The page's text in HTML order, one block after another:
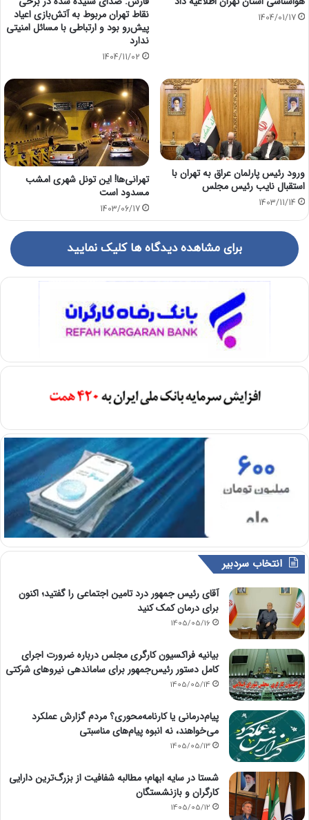
1404/01/17
نقاط تهران مربوط به آتش‌بازی اعیاد
پیش‌رو بود و ارتباطی با مسائل امنیتی
ندارد
1404/11/02
ورود رئیس پارلمان عراق به تهران با
استقبال نایب رئیس مجلس
1403/11/14
تهرانی‌ها! این تونل شهری امشب
مسدود است
1403/06/17
برای مشاهده دیدگاه ها کلیک نمایید
انتخاب سردبیر
آقای رئیس جمهور درد تامین اجتماعی را گفتید؛ اکنون
برای درمان کمک کنید
1405/05/16
بیانیه فراکسیون کارگری مجلس درباره ضرورت اجرای
کامل دستور رئیس‌جمهور برای ساماندهی نیروهای شرکتی
1405/05/14
پیام‌درمانی یا کارنامه‌محوری؟ مردم گزارش عملکرد
می‌خواهند، نه انبوه پیام‌های مناسبتی
1405/05/13
شستا در سایه ابهام؛ مطالبه شفافیت از بزرگ‌ترین دارایی
کارگران و بازنشستگان
1405/05/12